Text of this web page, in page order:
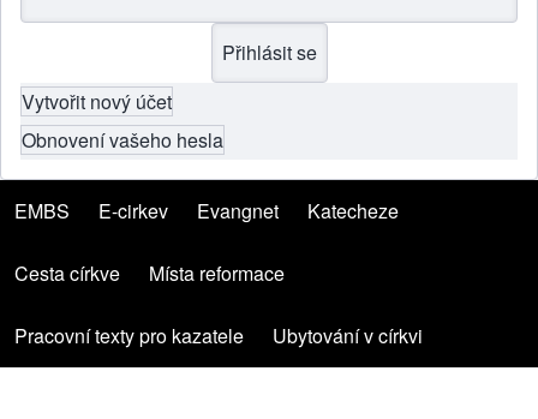
Vytvořit nový účet
Obnovení vašeho hesla
Menu patičky
EMBS
(opens in new tab)
E-cirkev
(opens in new tab)
Evangnet
(opens in new tab)Katecheze
(opens in new tab)
Cesta církve
(opens in new tab)Místa reformace
(opens in new tab)
Pracovní texty pro kazatele
(opens in new tab) Ubytování v církvi
(opens in new tab)